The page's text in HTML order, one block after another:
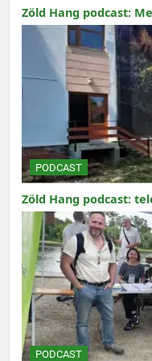
Zöld Hang podcast:
PODCAST
Zöld Hang podcast:
PODCAST